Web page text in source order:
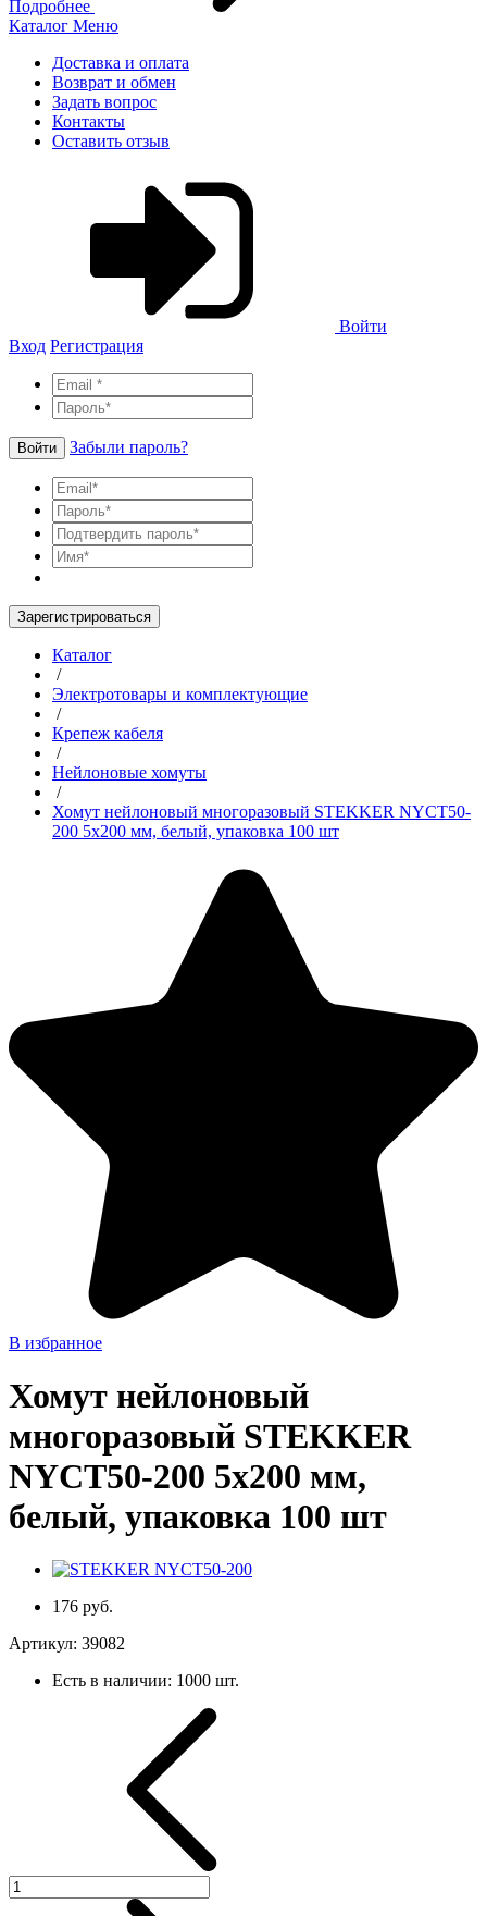
Подробнее
Каталог Меню
Доставка и оплата
Возврат и обмен
Задать вопрос
Контакты
Оставить отзыв
Войти
Вход Регистрация
Войти Забыли пароль?
Зарегистрироваться
Каталог
/
Электротовары и комплектующие
/
Крепеж кабеля
/
Нейлоновые хомуты
/
Хомут нейлоновый многоразовый STEKKER NYCT50-
200 5x200 мм, белый, упаковка 100 шт
В избранное
Хомут нейлоновый
многоразовый STEKKER
NYCT50-200 5x200 мм,
белый, упаковка 100 шт
176 руб.
Артикул: 39082
Есть в наличии: 1000 шт.